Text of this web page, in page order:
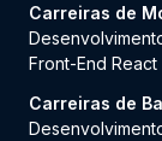
Carreiras de
Front-End React
Carreiras de